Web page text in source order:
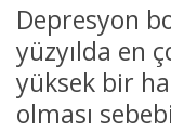
Depresyon
yüzyılda en
yüksek bir
olması